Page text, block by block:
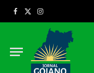
Facebook
X
Instagram